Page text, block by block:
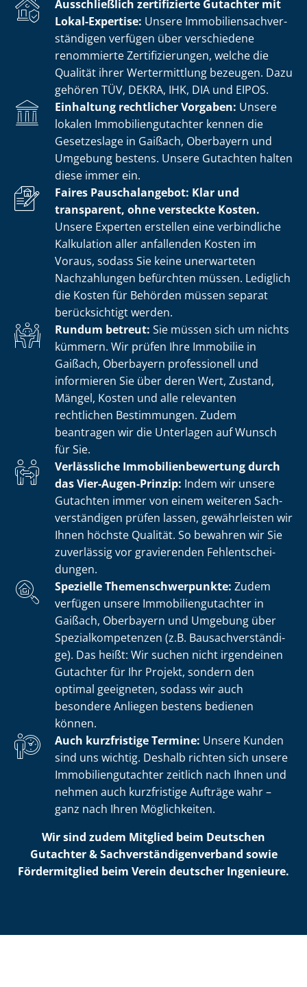
Ausschließlich zertifizierte Gutachter mit
Lokal-Expertise: Unsere Im­mo­bi­li­en­sach­ver­
stän­di­gen verfügen über verschiedene
renommierte Zer­ti­fi­zie­run­gen, welche die
Qualität ihrer Wertermittlung bezeugen. Dazu
gehören TÜV, DEKRA, IHK, DIA und EIPOS.
Einhaltung rechtlicher Vorgaben: Unsere
lokalen Im­mo­bi­li­en­gut­ach­ter kennen die
Gesetzeslage in Gaißach, Oberbayern und
Umgebung bestens. Unsere Gutachten halten
diese immer ein.
Faires Pauschalangebot: Klar und
transparent, ohne versteckte Kosten.
Unsere Experten erstellen eine verbindliche
Kalkulation aller anfallenden Kosten im
Voraus, sodass Sie keine unerwarteten
Nachzahlungen befürchten müssen. Lediglich
die Kosten für Behörden müssen separat
berücksichtigt werden.
Rundum betreut: Sie müssen sich um nichts
kümmern. Wir prüfen Ihre Immobilie in
Gaißach, Oberbayern professionell und
informieren Sie über deren Wert, Zustand,
Mängel, Kosten und alle relevanten
rechtlichen Bestimmungen. Zudem
beantragen wir die Unterlagen auf Wunsch
für Sie.
Verlässliche Im­mo­bi­li­en­be­wer­tung durch
das Vier-Augen-Prinzip: Indem wir unsere
Gutachten immer von einem weiteren Sach­
ver­stän­di­gen prüfen lassen, gewährleisten wir
Ihnen höchste Qualität. So bewahren wir Sie
zuverlässig vor gravierenden Fehl­ent­schei­
dun­gen.
Spezielle The­men­schwer­punk­te: Zudem
verfügen unsere Im­mo­bi­li­en­gut­ach­ter in
Gaißach, Oberbayern und Umgebung über
Spe­zi­al­kom­pe­ten­zen (z.B. Bau­sach­ver­stän­di­
ge). Das heißt: Wir suchen nicht irgendeinen
Gutachter für Ihr Projekt, sondern den
optimal geeigneten, sodass wir auch
besondere Anliegen bestens bedienen
können.
Auch kurzfristige Termine: Unsere Kunden
sind uns wichtig. Deshalb richten sich unsere
Im­mo­bi­li­en­gut­ach­ter zeitlich nach Ihnen und
nehmen auch kurzfristige Aufträge wahr –
ganz nach Ihren Möglichkeiten.
Wir sind zudem Mitglied beim Deutschen
Gutachter & Sach­ver­stän­di­gen­ver­band sowie
Fördermitglied beim Verein deutscher Ingenieure.